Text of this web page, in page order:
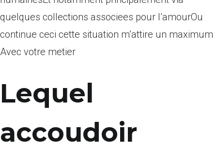
quelques collections associees pour l’amourOu
continue ceci cette situation m’attire un maximum
Avec votre metier
Lequel
accoudoir